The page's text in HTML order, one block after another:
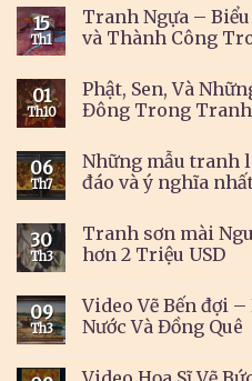
15
Th1
Tranh Ngựa –
và Thành Công
01
Th10
Phật, Sen, Và
Đông Trong Tranh
06
Th7
Những mẫu tranh
đáo và ý nghĩa
30
Th3
Tranh sơn mài
hơn 2 Triệu USD
09
Th3
Video Vẽ Bến đợi
Nước Và Đồng Quê